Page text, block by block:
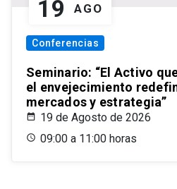
19 AGO
Conferencias
Seminario: “El Activo
el envejecimiento
mercados y estrategia”
19 de Agosto de 2026
09:00 a 11:00 horas